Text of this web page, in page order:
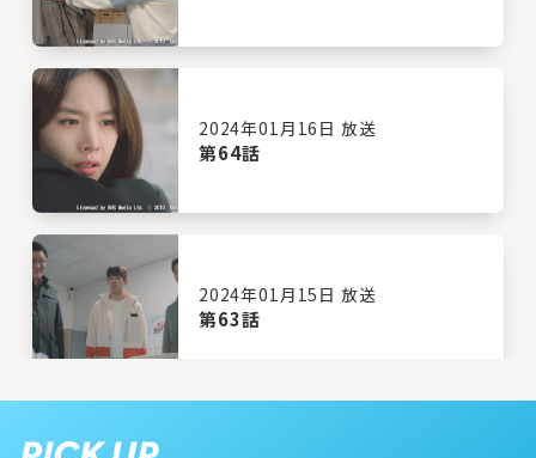
2024年01月16日 放送
第64話
2024年01月15日 放送
第63話